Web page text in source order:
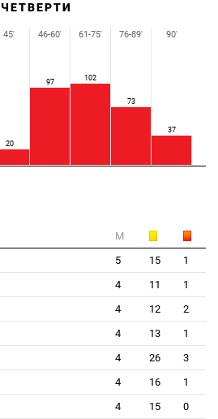
ЧЕТВЕРТИ
20
97 102
73
37
45' 46-60' 61-75' 76-89' 90'
М
5 15
1
4 11
1
4 12
2
4 13
1
4 26
3
4 16
1
4 15
0